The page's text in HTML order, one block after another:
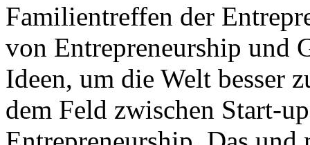
Familientreffen der
von Entrepreneurship und
Ideen, um die Welt besser
dem Feld zwischen Start-